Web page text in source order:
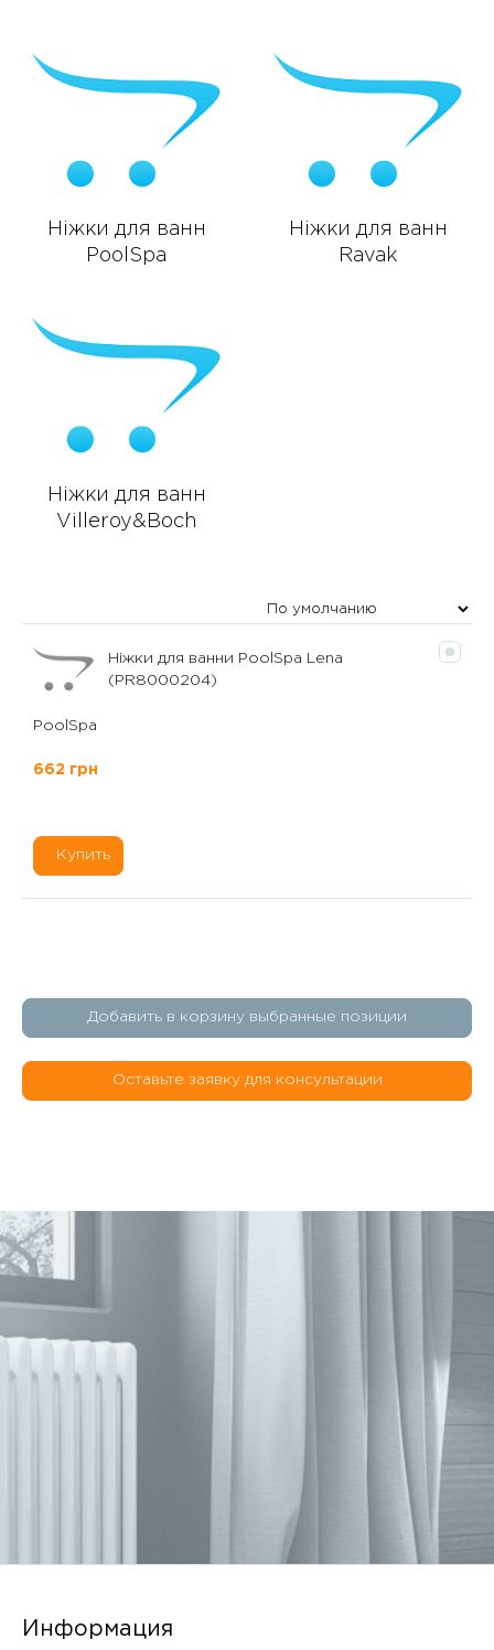
Ніжки для ванн
PoolSpa
Ніжки для ванн
Ravak
Ніжки для ванн
Villeroy&Boch
Ніжки для ванни PoolSpa Lena
(PR8000204)
PoolSpa
662 грн
Купить
Добавить в корзину выбранные позиции
Оставьте заявку для консультации
Информация